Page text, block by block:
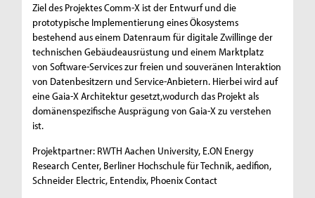
Ziel des Projektes Comm-X ist der Entwurf und die
prototypische Implementierung eines Ökosystems
bestehend aus einem Datenraum für digitale Zwillinge der
technischen Gebäudeausrüstung und einem Marktplatz
von Software-Services zur freien und souveränen Interaktion
von Datenbesitzern und Service-Anbietern. Hierbei wird auf
eine Gaia-X Architektur gesetzt,wodurch das Projekt als
domänenspezifische Ausprägung von Gaia-X zu verstehen
ist.
Projektpartner: RWTH Aachen University, E.ON Energy
Research Center, Berliner Hochschule für Technik, aedifion,
Schneider Electric, Entendix, Phoenix Contact